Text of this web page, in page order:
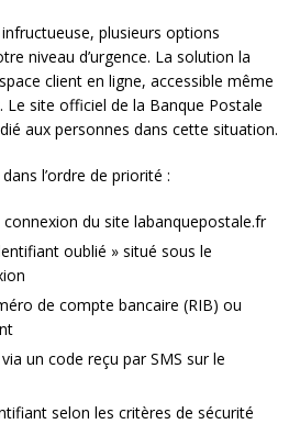
plusieurs options
niveau d’urgence. La solution la
client en ligne, accessible même
site officiel de la Banque Postale
aux personnes dans cette situation.
l’ordre de priorité :
du site labanquepostale.fr
oublié » situé sous le
de compte bancaire (RIB) ou
un code reçu par SMS sur le
selon les critères de sécurité